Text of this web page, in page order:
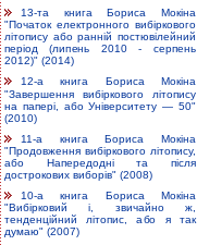
13-та книга Бориса Мокіна
"Початок електронного вибіркового
літопису або ранній постювілейний
період (липень 2010 - серпень
2012)" (2014)
12-а книга Бориса Мокіна
"Завершення вибіркового літопису
на папері, або Університету — 50"
(2010)
11-а книга Бориса Мокіна
"Продовження вибіркового літопису,
або Напередодні та після
дострокових виборів" (2008)
10-а книга Бориса Мокіна
"Вибірковий і, звичайно ж,
тенденційний літопис, або я так
думаю" (2007)